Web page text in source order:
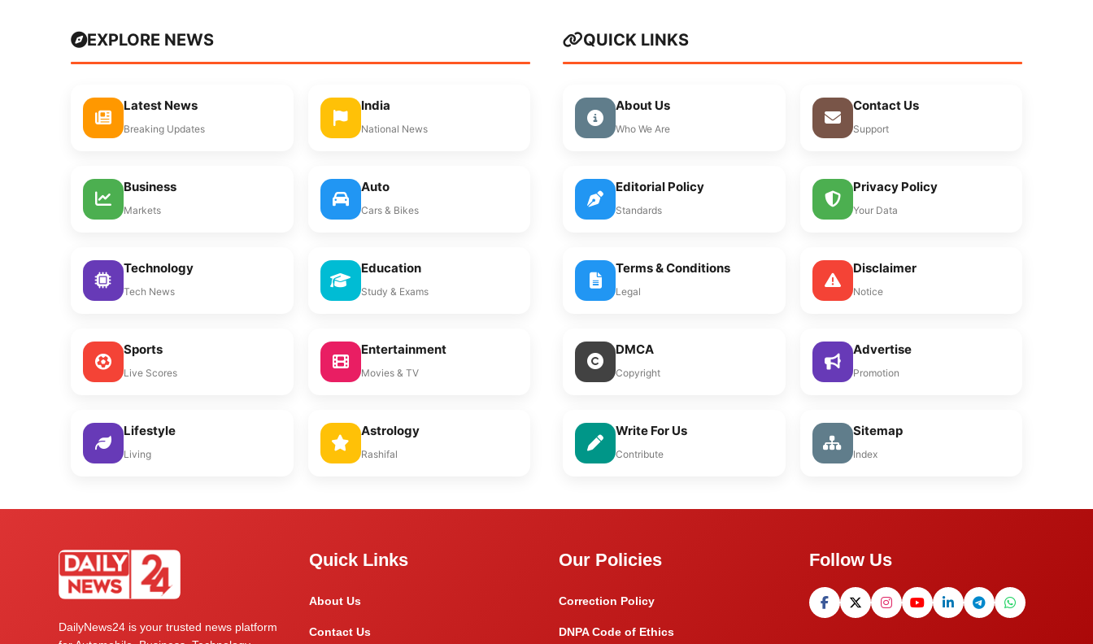
EXPLORE NEWS
Latest News
Breaking Updates
India
National News
Business
Markets
Auto
Cars & Bikes
Technology
Tech News
Education
Study & Exams
Sports
Live Scores
Entertainment
Movies & TV
Lifestyle
Living
Astrology
Rashifal
QUICK LINKS
About Us
Who We Are
Contact Us
Support
Editorial Policy
Standards
Privacy Policy
Your Data
Terms & Conditions
Legal
Disclaimer
Notice
DMCA
Copyright
Advertise
Promotion
Write For Us
Contribute
Sitemap
Index
DailyNews24 is your trusted news platform
Quick Links
About Us
Contact Us
Our Policies
Correction Policy
DNPA Code of Ethics
Follow Us